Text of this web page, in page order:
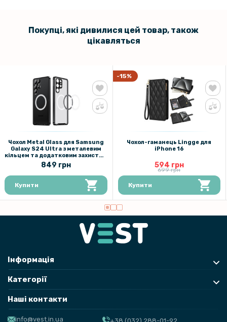
Покупці, які дивилися цей товар, також
цікавляться
Чохол Metal Glass для Samsung
Galaxy S24 Ultra з металевим
кільцем та додатковим захистом
на камеру
849 грн
Купити
-15%
Чохол-гаманець Lingge для
iPhone 16
594 грн
699 грн
Купити
Інформація
Категорії
Наші контакти
info@vest.in.ua +38 (032) 288-01-92